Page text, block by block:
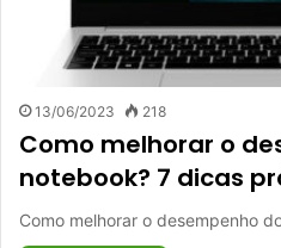
13/06/2023 218
Como melhorar o
notebook? 7 dicas
Como melhorar o desempenho